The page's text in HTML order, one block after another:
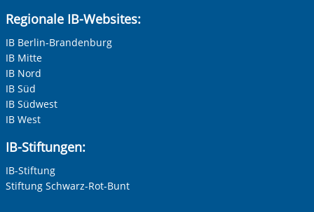
Regionale IB-Websites:
IB Berlin-Brandenburg
IB Mitte
IB Nord
IB Süd
IB Südwest
IB West
IB-Stiftungen:
IB-Stiftung
Stiftung Schwarz-Rot-Bunt